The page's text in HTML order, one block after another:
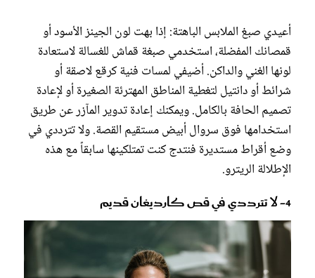
أعيدي صبغ الملابس الباهتة: إذا بهت لون الجينز الأسود أو
قمصانك المفضلة، استخدمي صبغة قماش للغسالة لاستعادة
لونها الغني والداكن. أضيفي لمسات فنية كرقع لاصقة أو
شرائط أو دانتيل لتغطية المناطق المهترئة الصغيرة أو لإعادة
تصميم الحافة بالكامل. ويمكنك إعادة تدوير المآزر عن طريق
استخدامها فوق سروال أبيض مستقيم القصة. ولا تترددي في
وضع أقراط مستديرة فنتدج كنت تمتلكينها سابقاً مع هذه
الإطلالة الريترو.
4- لا تترددي في قص كارديغان قديم